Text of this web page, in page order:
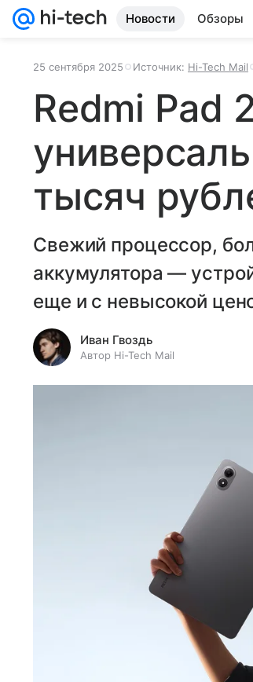
Новости Обзоры
25 сентября 2025 Источник: Hi-Tech Mail
Redmi Pad
тысяч
Свежий процессор,
аккумулятора —
еще и с невысокой
Иван Гвоздь
Автор Hi-Tech Mail